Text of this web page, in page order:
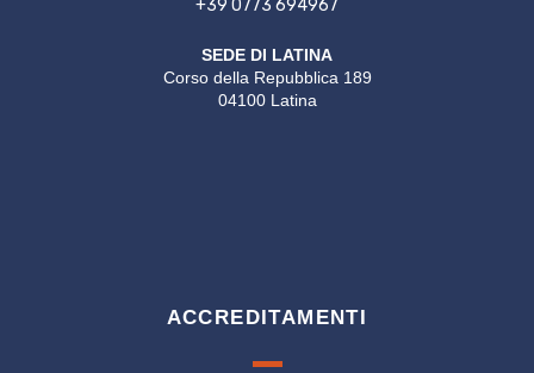
+39 0773 694967
SEDE DI LATINA
Corso della Repubblica 189
04100 Latina
ACCREDITAMENTI